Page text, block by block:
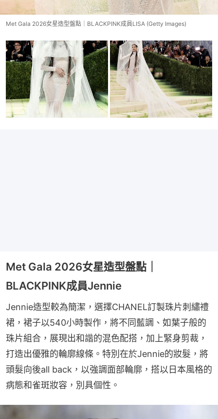
Met Gala 2026女星造型盤點｜BLACKPINK成員LISA (Getty Images)
Met Gala 2026女星造型盤點｜
BLACKPINK成員Jennie
Jennie造型較為簡潔，選擇CHANEL訂製珠片刺繡禮
裙，裙子以540小時製作，將不同藍調、如葉子般的
珠片組合，展現出和諧的混色配搭，加上緊身剪裁，
打造出優雅的輪廓線條。特別在於Jennie的妝髮，將
頭髮向後all back，以強調面部輪廓，搭以日本風格的
病態和雀斑妝容，別具個性。